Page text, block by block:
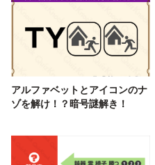
アルファベットとアイコンのナ
ゾを解け！？暗号謎解き！